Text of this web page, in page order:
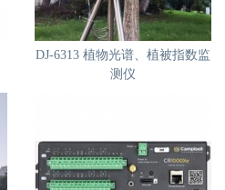
DJ-6313 植物光谱、植被指数监
测仪